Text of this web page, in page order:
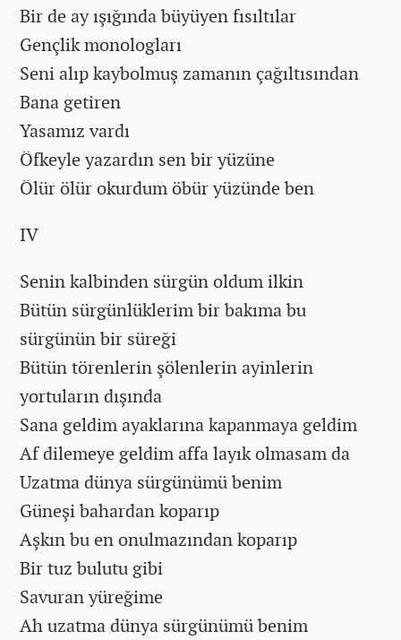
Bir de ay ışığında büyüyen fısıltılar
Gençlik monologları
Seni alıp kaybolmuş zamanın çağıltısından
Bana getiren
Yasamız vardı
Öfkeyle yazardın sen bir yüzüne
Ölür ölür okurdum öbür yüzünde ben
IV
Senin kalbinden sürgün oldum ilkin
Bütün sürgünlüklerim bir bakıma bu
sürgünün bir süreği
Bütün törenlerin şölenlerin ayinlerin
yortuların dışında
Sana geldim ayaklarına kapanmaya geldim
Af dilemeye geldim affa layık olmasam da
Uzatma dünya sürgünümü benim
Güneşi bahardan koparıp
Aşkın bu en onulmazından koparıp
Bir tuz bulutu gibi
Savuran yüreğime
Ah uzatma dünya sürgünümü benim